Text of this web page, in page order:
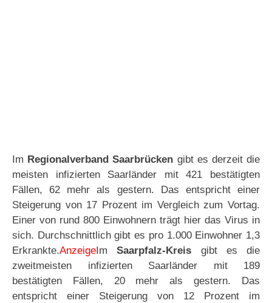
Im Regionalverband Saarbrücken gibt es derzeit die
meisten infizierten Saarländer mit 421 bestätigten
Fällen, 62 mehr als gestern. Das entspricht einer
Steigerung von 17 Prozent im Vergleich zum Vortag.
Einer von rund 800 Einwohnern trägt hier das Virus in
sich. Durchschnittlich gibt es pro 1.000 Einwohner 1,3
Erkrankte.AnzeigeImSaarpfalz-Kreis gibt es die
zweitmeisten infizierten Saarländer mit 189
bestätigten Fällen, 20 mehr als gestern. Das
entspricht einer Steigerung von 12 Prozent im